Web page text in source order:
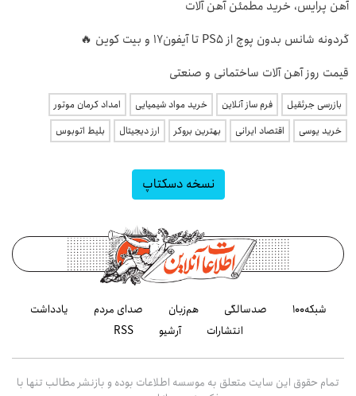
آهن پرایس، خرید مطمئن آهن آلات
گردونه شانس بدون پوچ از PS5 تا آیفون17 و بیت کوین 🔥
قیمت روز آهن آلات ساختمانی و صنعتی
بازرسی جرثقیل فرم ساز آنلاین خرید مواد شیمیایی
امداد کرمان موتور
خرید یوسی
اقتصاد ایرانی بهترین بروکر ارز دیجیتال بلیط اتوبوس
نسخه دسکتاپ
شبکه۱۰۰ صدسالگی هم‌زبان صدای مردم
یادداشت
انتشارات
آرشیو RSS
تمام حقوق این سایت متعلق به موسسه اطلاعات بوده و بازنشر مطالب تنها با